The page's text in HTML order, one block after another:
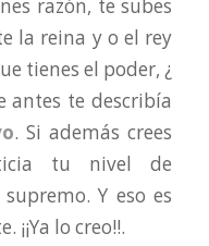
razón, te subes
la reina y o el rey
tienes el poder, ¿
antes te describía
. Si además crees
tu nivel de
Y eso es
lo creo!!.